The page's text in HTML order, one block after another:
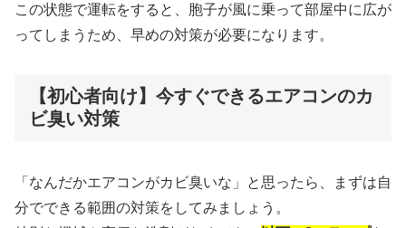
この状態で運転をすると、胞子が風に乗って部屋中に広が
ってしまうため、早めの対策が必要になります。
【初心者向け】今すぐできるエアコンのカ
ビ臭い対策
「なんだかエアコンがカビ臭いな」と思ったら、まずは自
分でできる範囲の対策をしてみましょう。